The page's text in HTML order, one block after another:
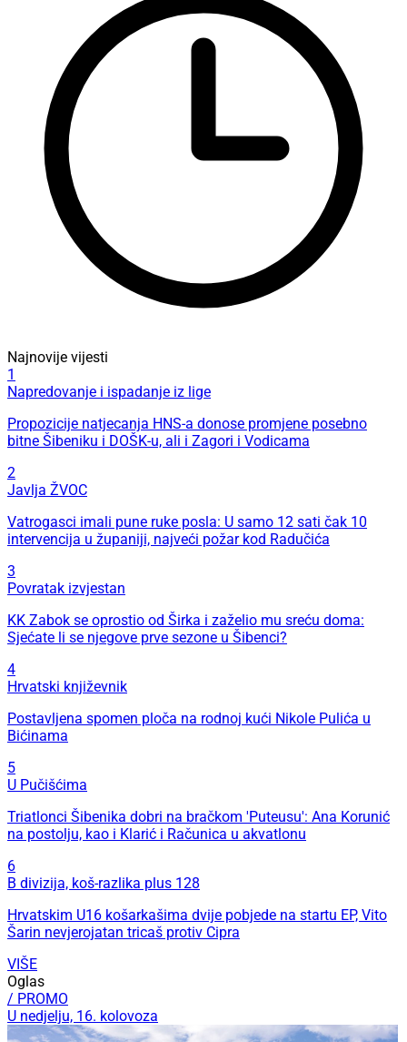
Najnovije vijesti
1
Napredovanje i ispadanje iz lige
Propozicije natjecanja HNS-a donose promjene posebno
bitne Šibeniku i DOŠK-u, ali i Zagori i Vodicama
2
Javlja ŽVOC
Vatrogasci imali pune ruke posla: U samo 12 sati čak 10
intervencija u županiji, najveći požar kod Radučića
3
Povratak izvjestan
KK Zabok se oprostio od Širka i zaželio mu sreću doma:
Sjećate li se njegove prve sezone u Šibenci?
4
Hrvatski književnik
Postavljena spomen ploča na rodnoj kući Nikole Pulića u
Bićinama
5
U Pučišćima
Triatlonci Šibenika dobri na bračkom 'Puteusu': Ana Korunić
na postolju, kao i Klarić i Računica u akvatlonu
6
B divizija, koš-razlika plus 128
Hrvatskim U16 košarkašima dvije pobjede na startu EP, Vito
Šarin nevjerojatan tricaš protiv Cipra
VIŠE
Oglas
/ PROMO
U nedjelju, 16. kolovoza